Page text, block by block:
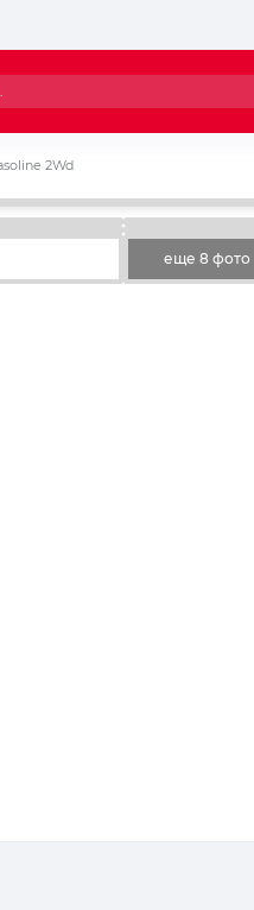
2Wd
еще 8 фото